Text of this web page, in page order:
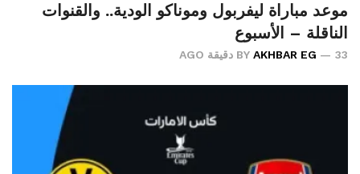
موعد مباراة ليفربول وموناكو الودية.. والقنوات
الناقلة – الأسبوع
BY AKHBAR EG 33 دقيقة AGO